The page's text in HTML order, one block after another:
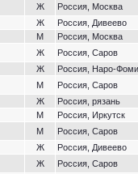
Ж
Россия, Москва
Ж
Россия, Дивеево
М
Россия, Москва
Ж
Россия, Саров
Ж
Россия, Наро-
М
Россия, Саров
Ж
Россия, рязань
М
Россия, Иркутск
М
Россия, Саров
Ж
Россия, Дивеево
Ж
Россия, Саров